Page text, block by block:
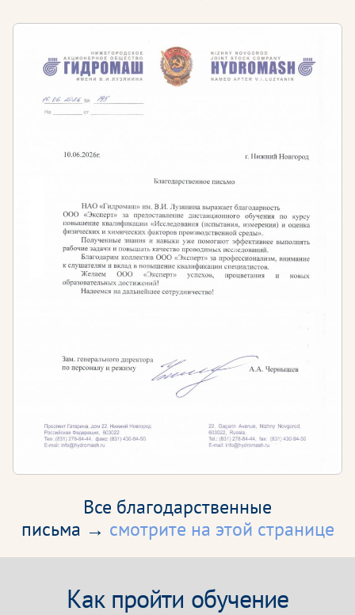
Все благодарственные
письма → смотрите на этой странице
Как пройти обучение